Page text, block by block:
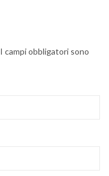
I campi obbligatori sono